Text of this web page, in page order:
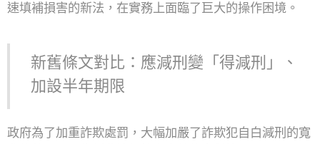
速填補損害的新法，在實務上面臨了巨大的操作困境。
新舊條文對比：應減刑變「得減刑」、
加設半年期限
政府為了加重詐欺處罰，大幅加嚴了詐欺犯自白減刑的寬